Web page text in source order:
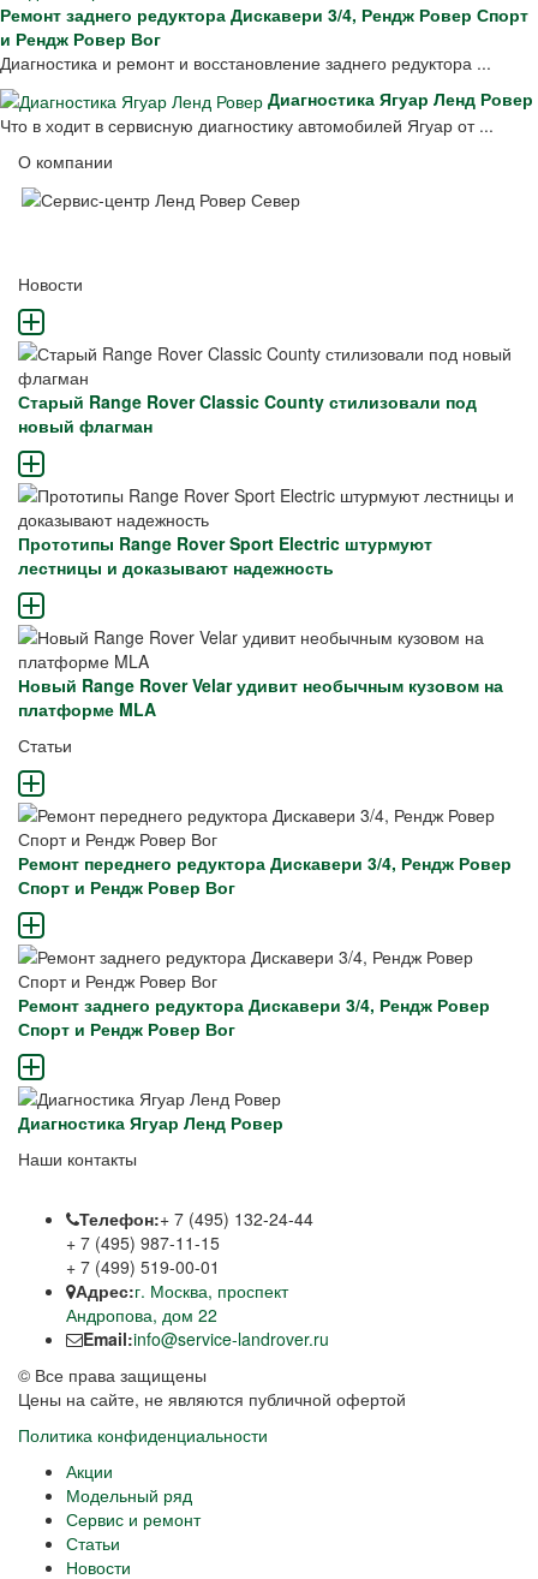
Ремонт заднего редуктора Дискавери 3/4, Рендж Ровер Спорт
и Рендж Ровер Вог
Диагностика и ремонт и восстановление заднего редуктора ...
Диагностика Ягуар Ленд Ровер
Что в ходит в сервисную диагностику автомобилей Ягуар от ...
О компании
Новости
Старый Range Rover Classic County стилизовали под
новый флагман
Прототипы Range Rover Sport Electric штурмуют
лестницы и доказывают надежность
Новый Range Rover Velar удивит необычным кузовом на
платформе MLA
Статьи
Ремонт переднего редуктора Дискавери 3/4, Рендж Ровер
Спорт и Рендж Ровер Вог
Ремонт заднего редуктора Дискавери 3/4, Рендж Ровер
Спорт и Рендж Ровер Вог
Диагностика Ягуар Ленд Ровер
Наши контакты
Телефон:+ 7 (495) 132-24-44
+ 7 (495) 987-11-15
+ 7 (499) 519-00-01
Адрес:г. Москва, проспект
Андропова, дом 22
Email:info@service-landrover.ru
© Все права защищены
Цены на сайте, не являются публичной офертой
Политика конфиденциальности
Акции
Модельный ряд
Сервис и ремонт
Статьи
Новости